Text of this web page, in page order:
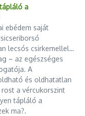
a
ebédem saját
lecsós csirkemellel…
– az egészséges
A
és oldhatatlan
a vércukorszint
tápláló a
ma?.